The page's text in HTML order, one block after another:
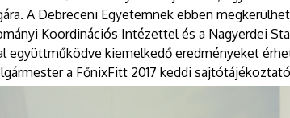
A Debreceni Egyetemnek ebben
Koordinációs Intézettel és a Nagyerdei
együttműködve kiemelkedő eredményeket
a FőnixFitt 2017 keddi